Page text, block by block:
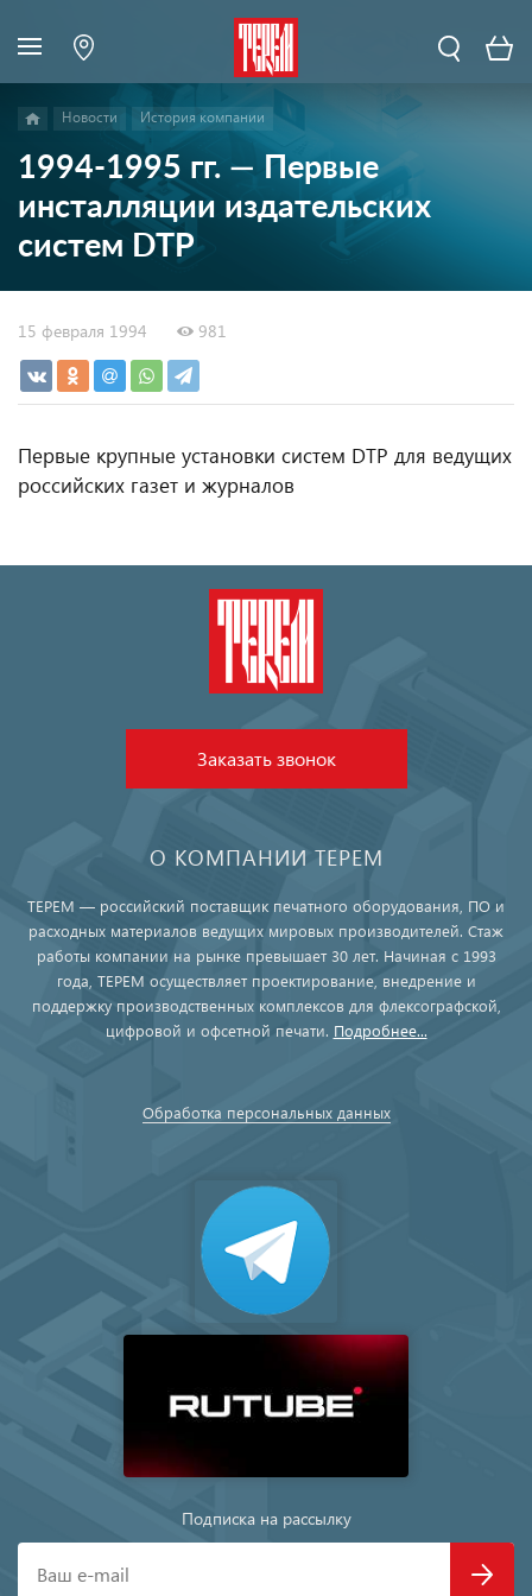
Новости История компании
1994-1995 гг. — Первые
инсталляции издательских
систем DTP
15 февраля 1994 981
Первые крупные установки систем DTP для ведущих
российских газет и журналов
Заказать звонок
О КОМПАНИИ ТЕРЕМ
ТЕРЕМ — российский поставщик печатного оборудования, ПО и
расходных материалов ведущих мировых производителей. Стаж
работы компании на рынке превышает 30 лет. Начиная с 1993
года, ТЕРЕМ осуществляет проектирование, внедрение и
поддержку производственных комплексов для флексографской,
цифровой и офсетной печати. Подробнее...
Обработка персональных данных
Подписка на рассылку
Ваш e-mail